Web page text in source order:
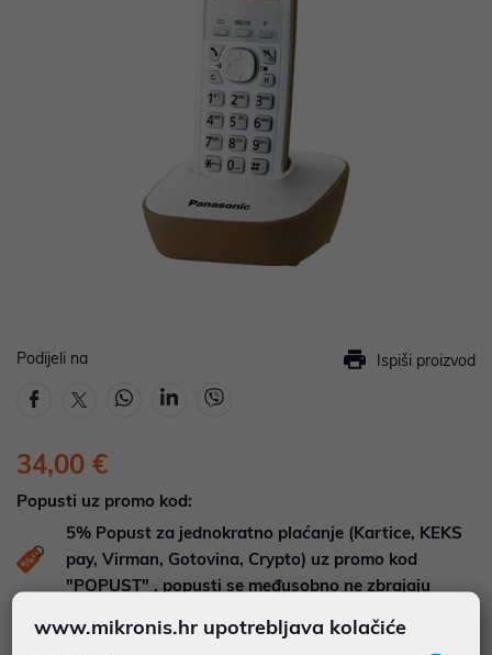
Podijeli na Ispiši proizvod
34,00 €
Popusti uz promo kod:
5% Popust za jednokratno plaćanje (Kartice, KEKS
pay, Virman, Gotovina, Crypto) uz promo kod
"POPUST" , popusti se međusobno ne zbrajaju
www.mikronis.hr upotrebljava kolačiće